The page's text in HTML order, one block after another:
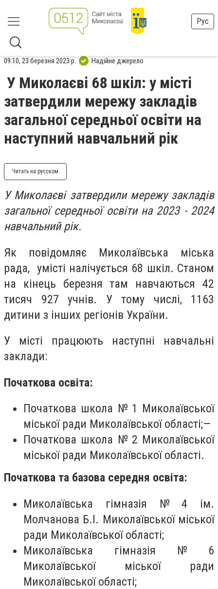
Рус
09:10, 23 березня 2023 р. Надійне джерело
У Миколаєві 68 шкіл: у місті
затвердили мережу закладів
загальної середньої освіти на
наступний навчальний рік
Читать на русском
У Миколаєві затвердили мережу закладів
загальної середньої освіти на 2023 - 2024
навчальний рік.
Як повідомляє Миколаївська міська
рада, умісті налічується 68 шкіл. Станом
на кінець березня там навчаються 42
тисяч 927 учнів. У тому числі, 1163
дитини з інших регіонів України.
У місті працюють наступні навчальні
заклади:
Початкова освіта:
Початкова школа № 1 Миколаївської
міської ради Миколаївської області;—
Початкова школа № 2 Миколаївської
міської ради Миколаївської області.
Початкова та базова середня освіта:
Миколаївська гімназія № 4 ім.
Молчанова Б.І. Миколаївської міської
ради Миколаївської області;
Миколаївська гімназія № 6
Миколаївської міської ради
Миколаївської області;